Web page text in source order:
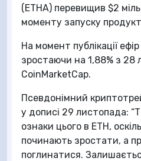
(ETHA) перевищив $2
моменту запуску
На момент публікації
зростаючи на 1,88% з
CoinMarketCap.
Псевдонімний
у дописі 29 листопада:
ознаки цього в ETH,
починають зростати, а
поглинатися.